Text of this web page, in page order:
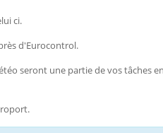
ci.
d'Eurocontrol.
seront une partie de vos tâches